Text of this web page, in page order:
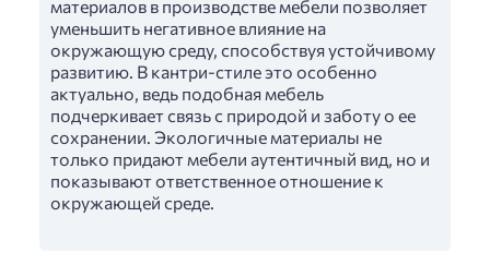
материалов в производстве мебели позволяет
уменьшить негативное влияние на
окружающую среду, способствуя устойчивому
развитию. В кантри-стиле это особенно
актуально, ведь подобная мебель
подчеркивает связь с природой и заботу о ее
сохранении. Экологичные материалы не
только придают мебели аутентичный вид, но и
показывают ответственное отношение к
окружающей среде.